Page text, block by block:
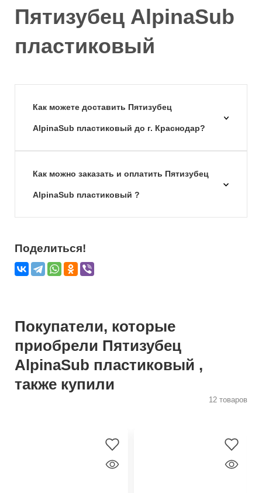
Пятизубец AlpinaSub
пластиковый
Как можете доставить Пятизубец
AlpinaSub пластиковый до г. Краснодар?
Как можно заказать и оплатить Пятизубец
AlpinaSub пластиковый ?
Поделиться!
Покупатели, которые
приобрели Пятизубец
AlpinaSub пластиковый ,
также купили
12 товаров